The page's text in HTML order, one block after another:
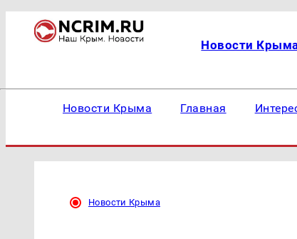
Новости
Новости Крыма Главная
Новости Крыма